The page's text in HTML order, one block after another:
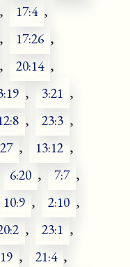
, 17:4 ,
, 17:26 ,
, 20:14 ,
, 3:21 ,
, 23:3 ,
, 13:12 ,
6:20 , 7:7 ,
10:9 , 2:10 ,
, 23:1 ,
, 21:4 ,